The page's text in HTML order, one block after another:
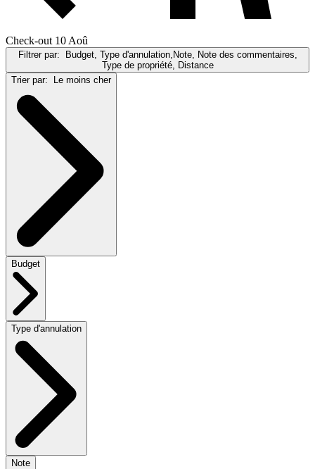
Check-out 10 Aoû
Filtrer par:
Budget, Type d'annulation,Note, Note des commentaires,
Type de propriété, Distance
Trier par:
Le moins cher
Budget
Type d'annulation
Note